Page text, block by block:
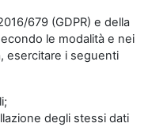
679 (GDPR) e della
le modalità e nei
esercitare i seguenti
degli stessi dati